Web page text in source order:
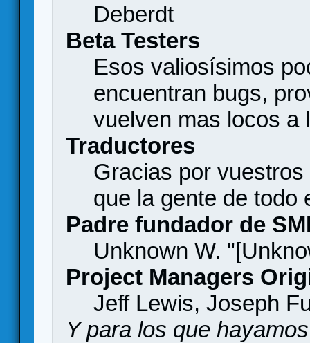
Deberdt
Beta Testers
Esos valiosísimos
encuentran bugs,
vuelven mas locos a
Traductores
Gracias por
que la gente de todo
Padre fundador de
Unknown W.
Project Managers
Jeff Lewis, Joseph
Y para los que